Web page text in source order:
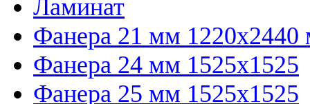
Ламинат
Фанера 21 мм 1220х2440
Фанера 24 мм 1525х1525
Фанера 25 мм 1525х1525